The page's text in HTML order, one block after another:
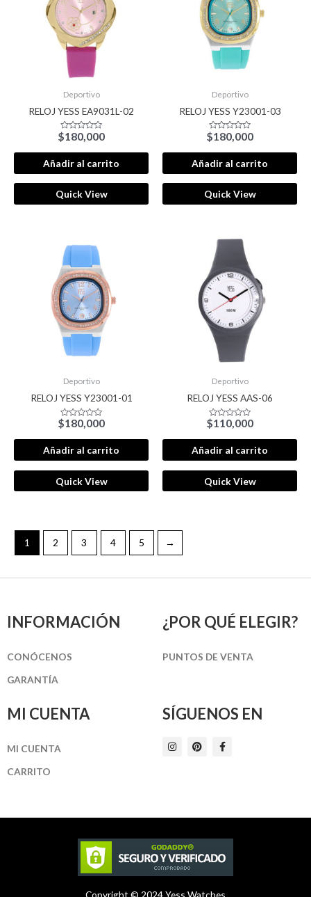
Deportivo
RELOJ YESS EA9031L-02
Valorado
con
0
de
5
$180,000
Añadir al carrito
Quick View
Deportivo
RELOJ YESS Y23001-03
Valorado
con
0
de
5
$180,000
Añadir al carrito
Quick View
Deportivo
RELOJ YESS Y23001-01
Valorado
0
de
5
$180,000
Añadir al carrito
Quick View
Deportivo
RELOJ YESS AAS-06
Valorado
0
de
5
$110,000
Añadir al carrito
Quick View
1 2 3 4 5 →
INFORMACIÓN
CONÓCENOS
GARANTÍA
¿POR QUÉ ELEGIR?
PUNTOS DE VENTA
MI CUENTA
MI CUENTA
CARRITO
SÍGUENOS EN
I
n
m
P
i
t
F
a
-
Copyright © 2024 Yess Watches